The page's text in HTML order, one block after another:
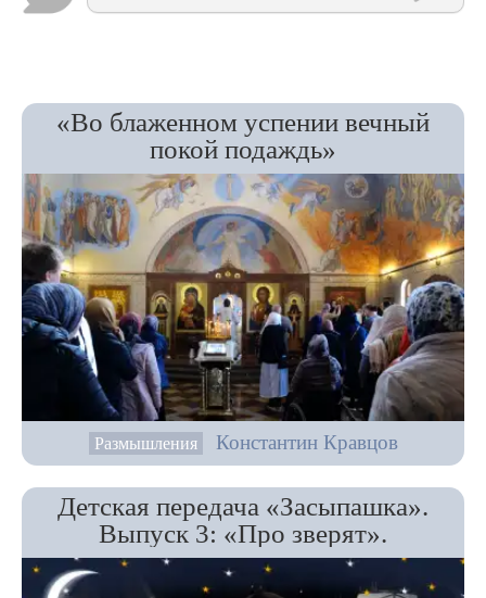
«Во блаженном успении вечный
покой подаждь»
Размышления Константин Кравцов
Детская передача «Засыпашка».
Выпуск 3: «Про зверят».